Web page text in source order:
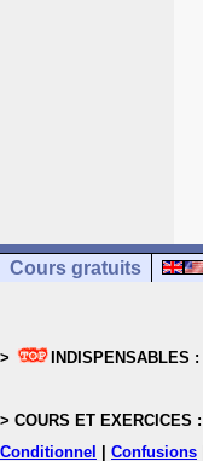
Cours gratuits
> INDISPENSABLES :
> COURS ET EXERCICES :
Conditionnel
Confusions